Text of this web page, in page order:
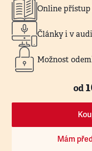
Online přístup
Články i v
Možnost
od
Mám